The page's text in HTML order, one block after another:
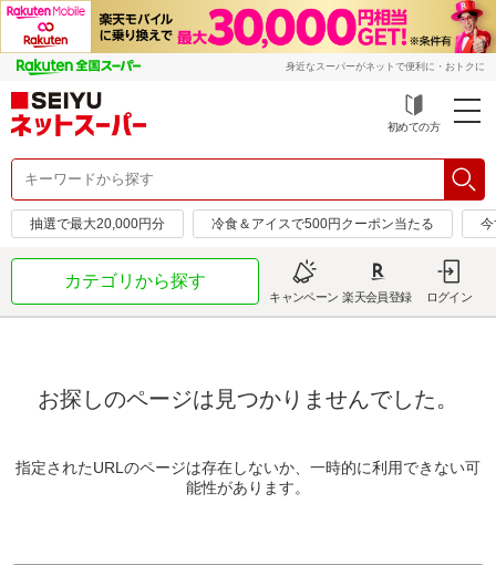
身近なスーパーがネットで便利に・おトクに
初めての方
抽選で最大20,000円分 冷食＆アイスで500円クーポン当たる
カテゴリから探す
キャンペーン 楽天会員登録 ログイン
お探しのページは見つかりませんでした。
指定されたURLのページは存在しないか、一時的に利用できない可
能性があります。